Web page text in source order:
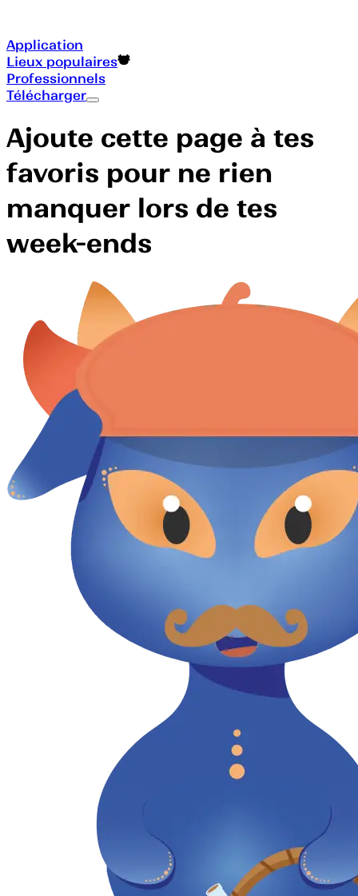
Application
Lieux populaires
Professionnels
Télécharger
Ajoute cette page à tes
favoris pour ne rien
manquer lors de tes
week-ends